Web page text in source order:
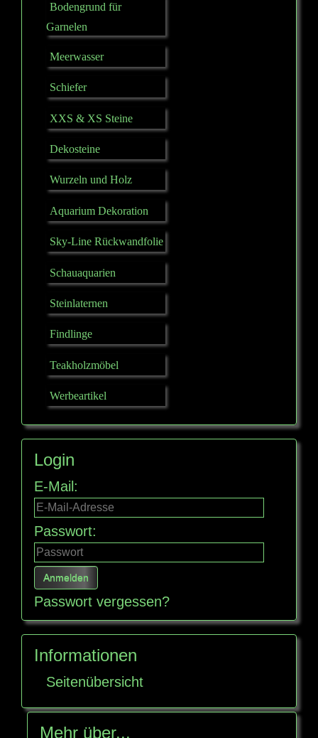
Bodengrund für
Garnelen
Meerwasser
Schiefer
XXS & XS Steine
Dekosteine
Wurzeln und Holz
Aquarium Dekoration
Sky-Line Rückwandfolie
Schauaquarien
Steinlaternen
Findlinge
Teakholzmöbel
Werbeartikel
Login
E-Mail:
Passwort:
Passwort vergessen?
Informationen
Seitenübersicht
Mehr über...